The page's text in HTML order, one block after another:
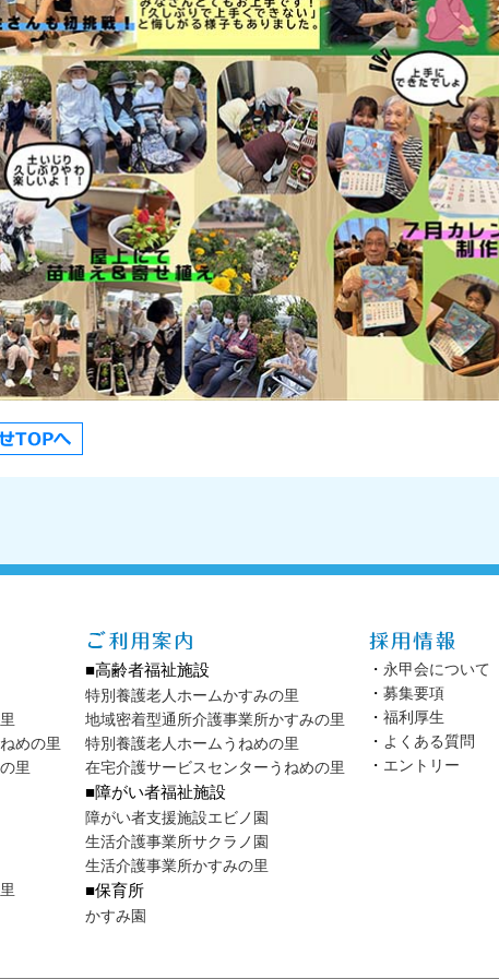
めの里
里
■高齢者福祉施設
特別養護老人ホームかすみの里
地域密着型通所介護事業所かすみの里
特別養護老人ホームうねめの里
在宅介護サービスセンターうねめの里
■障がい者福祉施設
障がい者支援施設エビノ園
生活介護事業所サクラノ園
生活介護事業所かすみの里
■保育所
かすみ園
・ 永甲会について
・ 募集要項
・ 福利厚生
・ よくある質問
・ エントリー